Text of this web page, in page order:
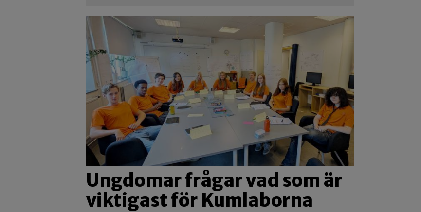
Ungdomar frågar vad som är
viktigast för Kumlaborna